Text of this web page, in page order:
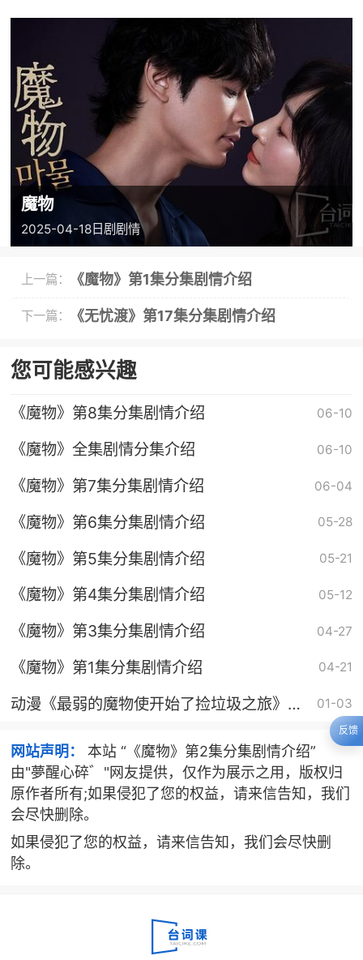
魔物
2025-04-18日剧 剧情
上一篇： 《魔物》第1集分集剧情介绍
下一篇： 《无忧渡》第17集分集剧情介绍
您可能感兴趣
《魔物》第8集分集剧情介绍 06-10
《魔物》全集剧情分集介绍 06-10
《魔物》第7集分集剧情介绍 06-04
《魔物》第6集分集剧情介绍 05-28
《魔物》第5集分集剧情介绍 05-21
《魔物》第4集分集剧情介绍 05-12
《魔物》第3集分集剧情介绍 04-27
《魔物》第1集分集剧情介绍 04-21
动漫《最弱的魔物使开始了捡垃圾之旅》剧
01-03
网站声明：
本站 “《魔物》第2集分集剧情介绍”
由"夢醒心碎゛"网友提供，仅作为展示之用，版权归
原作者所有;如果侵犯了您的权益，请来信告知，我们
会尽快删除。
如果侵犯了您的权益，请来信告知，我们会尽快删
除。
反馈